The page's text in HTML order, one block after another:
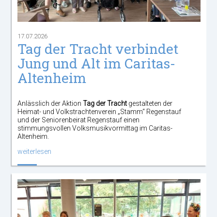
17.07.2026
Tag der Tracht verbindet
Jung und Alt im Caritas-
Altenheim
Anlässlich der AktionTag der Trachtgestalteten der
Heimat- und Volkstrachtenverein „Stamm“ Regenstauf
und der Seniorenbeirat Regenstauf einen
stimmungsvollen Volksmusikvormittag im Caritas-
Altenheim.
weiterlesen